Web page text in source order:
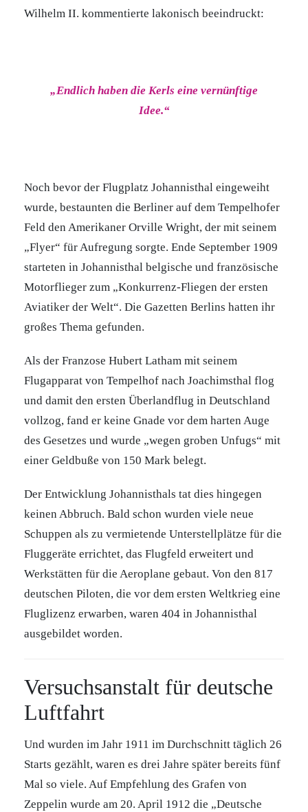
Wilhelm II. kommentierte lakonisch beeindruckt:
„Endlich haben die Kerls eine vernünftige
Idee.“
Noch bevor der Flugplatz Johannisthal eingeweiht
wurde, bestaunten die Berliner auf dem Tempelhofer
Feld den Amerikaner Orville Wright, der mit seinem
„Flyer“ für Aufregung sorgte. Ende September 1909
starteten in Johannisthal belgische und französische
Motorflieger zum „Konkurrenz-Fliegen der ersten
Aviatiker der Welt“. Die Gazetten Berlins hatten ihr
großes Thema gefunden.
Als der Franzose Hubert Latham mit seinem
Flugapparat von Tempelhof nach Joachimsthal flog
und damit den ersten Überlandflug in Deutschland
vollzog, fand er keine Gnade vor dem harten Auge
des Gesetzes und wurde „wegen groben Unfugs“ mit
einer Geldbuße von 150 Mark belegt.
Der Entwicklung Johannisthals tat dies hingegen
keinen Abbruch. Bald schon wurden viele neue
Schuppen als zu vermietende Unterstellplätze für die
Fluggeräte errichtet, das Flugfeld erweitert und
Werkstätten für die Aeroplane gebaut. Von den 817
deutschen Piloten, die vor dem ersten Weltkrieg eine
Fluglizenz erwarben, waren 404 in Johannisthal
ausgebildet worden.
Versuchsanstalt für deutsche
Luftfahrt
Und wurden im Jahr 1911 im Durchschnitt täglich 26
Starts gezählt, waren es drei Jahre später bereits fünf
Mal so viele. Auf Empfehlung des Grafen von
Zeppelin wurde am 20. April 1912 die „Deutsche